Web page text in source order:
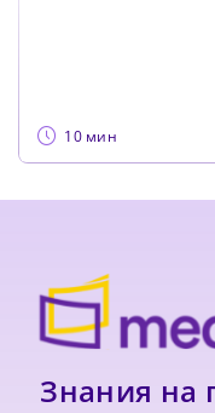
10 мин
Знания на